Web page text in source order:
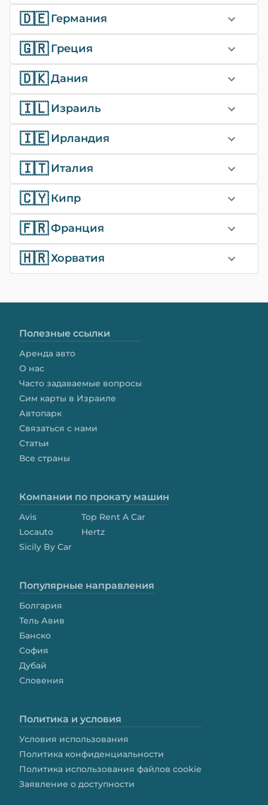
🇩🇪 Германия
🇬🇷 Греция
🇩🇰Дания
🇮🇱 Израиль
🇮🇪 Ирландия
🇮🇹 Италия
🇨🇾 Кипр
🇫🇷Франция
🇭🇷Хорватия
Полезные ссылки
Аренда авто
О нас
Часто задаваемые вопросы
Сим карты в Израиле
Автопарк
Связаться с нами
Статьи
Все страны
Компании по прокату машин
Avis
Locauto
Sicily By Car
Top Rent A Car
Hertz
Популярные направления
Болгария
Тель Авив
Банско
София
Дубай
Словения
Политика и условия
Условия использования
Политика конфиденциальности
Политика использования файлов cookie
Заявление о доступности